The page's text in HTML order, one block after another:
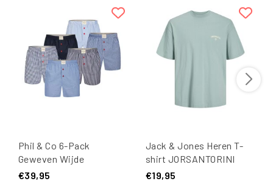
Phil & Co 6-Pack
Geweven Wijde
Boxershorts Heren
€39,95
Jack & Jones Heren T-
shirt JORSANTORINI
Ronde Hals Mintgroen
€19,95